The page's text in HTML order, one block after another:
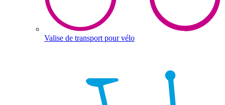
Valise de transport pour vélo